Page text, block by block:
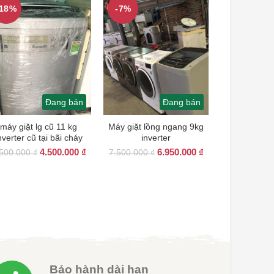
Đang bán
máy giặt lg cũ 11 kg
cũ tại bãi cháy
₫ Giá
4.500.000 ₫Giá
Đang bán
-7%
Máy giặt lồng ngang 9kg
inverter
7.500.000₫ Giá
6.950.000 ₫Giá
Bảo hành dài hạn